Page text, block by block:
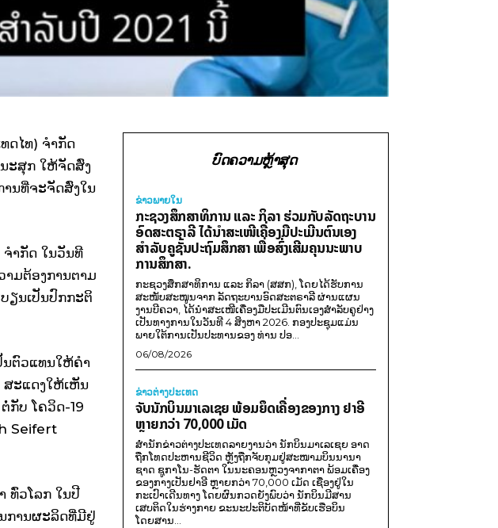
ດໄທ) ຈຳກັດ
ະສຸກ ໃຫ້ຈັດສົ່ງ
ນທີ່ຈະຈັດສົ່ງໃນ
ຳກັດ ໃນວັນທີ
ມຕ້ອງການຕາມ
ຽນເປັນປົກກະຕິ
ນຕົວແທນໃຫ້ຄຳ
ະແດງໃຫ້ເຫັນ
ກັບ ໂຄວິດ-19
Seifert
ທົ່ວໂລກ ໃນປີ
ການຜະລິດທີ່ມີຢູ່
ບົດຄວາມຫຼ້າສຸດ
ຂ່າວພາຍ​ໃນ
ກະຊວງສຶກສາທິການ ແລະ ກິລາ ຮ່ວມກັບລັດຖະບານ
ອົດສະຕຣາລີ ໄດ້ນຳສະເໜີເຄື່ອງມືປະເມີນຕົນເອງ
ສຳລັບຄູຊັ້ນປະຖົມສຶກສາ ເພື່ອສົ່ງເສີມຄຸນນະພາບ
ການສຶກສາ.
ກະຊວງສຶກສາທິການ ແລະ ກິລາ (ສສກ), ໂດຍໄດ້ຮັບການ
ສະໜັບສະໜູນຈາກ ລັດຖະບານອົດສະຕຣາລີ ຜ່ານແຜນ
ງານບີຄວາ, ໄດ້ນຳສະເໜີເຄື່ອງມືປະເມີນຕົນເອງສຳລັບຄູຢ່າງ
ເປັນທາງການໃນວັນທີ 4 ສິງຫາ 2026. ກອງປະຊຸມແມ່ນ
ພາຍໃຕ້ການເປັນປະທານຂອງ ທ່ານ ປອ...
06/08/2026
ຂ່າວຕ່າງປະເທດ
ຈັບນັກບິນມາເລເຊຍ ພ້ອມຍຶດເຄື່ອງຂອງກາງ ຢາອີ
ຫຼາຍກວ່າ 70,000 ເມັດ
ສຳນັກຂ່າວຕ່າງປະເທດລາຍງານວ່າ ນັກບິນມາເລເຊຍ ອາດ
ຖືກໂທດປະຫານຊີວິດ ຫຼັງຖືກຈັບກຸມຢູ່ສະໜາມບິນນານາ
ຊາດ ຊູກາໂນ-ຮັດຕາ ໃນນະຄອນຫຼວງຈາກາຕາ ພ້ອມເຄື່ອງ
ຂອງກາງເປັນຢາອີ ຫຼາຍກວ່າ 70,000 ເມັດ ເຊື່ອງຢູ່ໃນ
ກະເປົາເດີນທາງ ໂດຍຜົນກວດຍັງພົບວ່າ ນັກບິນມີສານ
ເສບຕິດໃນຮ່າງກາຍ ຂະນະປະຕິບັດໜ້າທີ່ຂັບເຮືອບິນ
ໂດຍສານ...